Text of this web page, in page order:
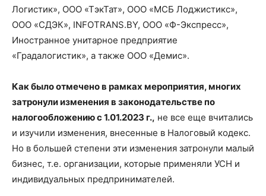
Логистик», ООО «ТэкТат», ООО «МСБ Лоджистикс»,
ООО «СДЭК», INFOTRANS.BY, ООО «Ф-Экспресс»,
Иностранное унитарное предприятие
«Градалогистик», а также ООО «Демис».
Как было отмечено в рамках мероприятия, многих
затронули изменения в законодательстве по
налогообложению с 1.01.2023 г., не все еще вчитались
и изучили изменения, внесенные в Налоговый кодекс.
Но в большей степени эти изменения затронули малый
бизнес, т.е. организации, которые применяли УСН и
индивидуальных предпринимателей.